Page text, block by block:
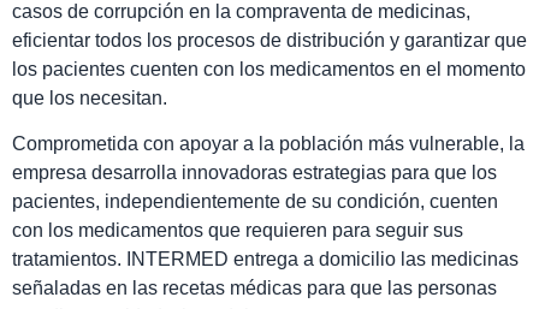
casos de corrupción en la compraventa de medicinas,
eficientar todos los procesos de distribución y garantizar que
los pacientes cuenten con los medicamentos en el momento
que los necesitan.
Comprometida con apoyar a la población más vulnerable, la
empresa desarrolla innovadoras estrategias para que los
pacientes, independientemente de su condición, cuenten
con los medicamentos que requieren para seguir sus
tratamientos. INTERMED entrega a domicilio las medicinas
señaladas en las recetas médicas para que las personas